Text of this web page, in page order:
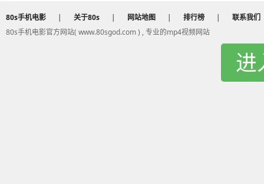
80s手机电影 | 关于80s | 网站地图 | 排行榜 |
联系我们
80s手机电影官方网站( www.80sgod.com ) , 专业的mp4视频网站
进